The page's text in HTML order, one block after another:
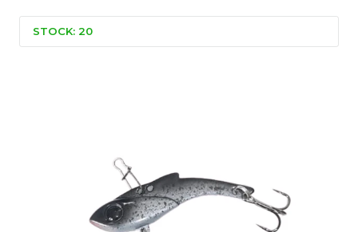
STOCK: 20